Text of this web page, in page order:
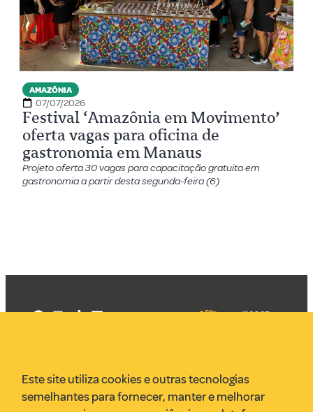
AMAZÔNIA
07/07/2026
Festival ‘Amazônia em Movimento’
oferta vagas para oficina de
gastronomia em Manaus
Projeto oferta 30 vagas para capacitação gratuita em
gastronomia a partir desta segunda-feira (6)
VR Assessoria
Parcerias
©2025
Este site utiliza cookies e outras tecnologias
semelhantes para fornecer, manter e melhorar